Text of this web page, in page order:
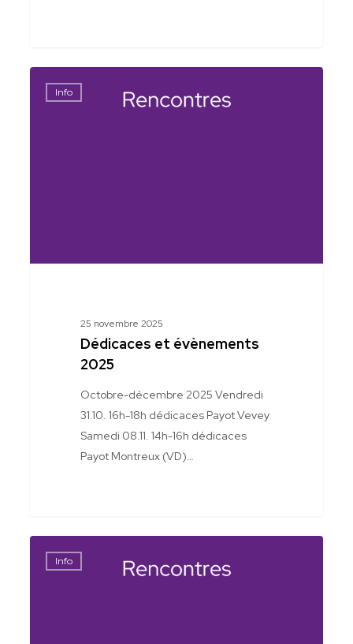
Info
25 novembre 2025
Dédicaces et évènements
2025
Octobre-décembre 2025 Vendredi
31.10. 16h-18h dédicaces Payot Vevey
Samedi 08.11. 14h-16h dédicaces
Payot Montreux (VD)…
Info